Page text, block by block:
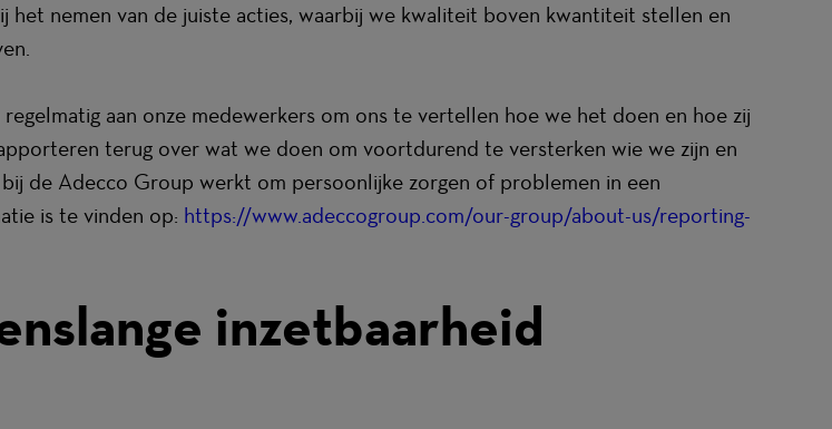
nemen van de juiste acties, waarbij we kwaliteit boven kwantiteit stellen en
aan onze medewerkers om ons te vertellen hoe we het doen en hoe zij
terug over wat we doen om voortdurend te versterken wie we zijn en
de Adecco Group werkt om persoonlijke zorgen of problemen in een
is te vinden op: https://www.adeccogroup.com/our-group/about-us/reporting-
inzetbaarheid